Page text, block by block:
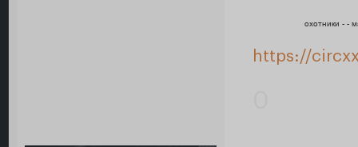
охотники - -
https://